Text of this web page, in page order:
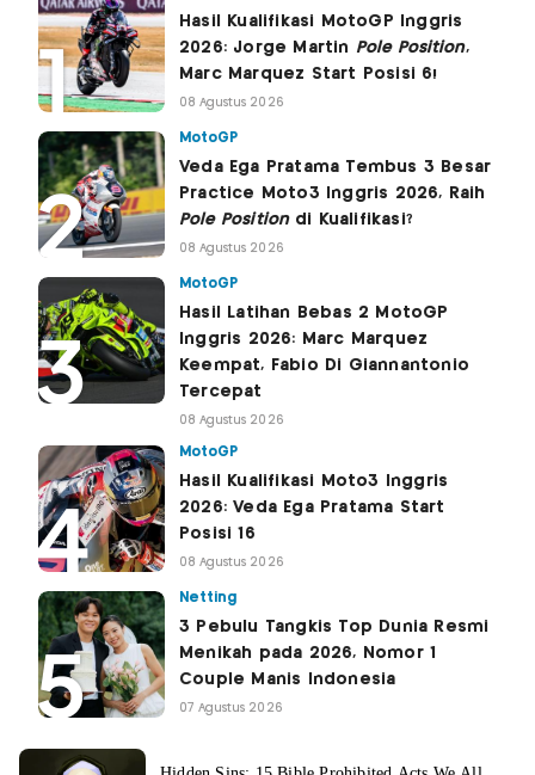
Hasil Kualifikasi MotoGP Inggris
2026: Jorge Martin Pole Position,
Marc Marquez Start Posisi 6!
08 Agustus 2026
MotoGP
Veda Ega Pratama Tembus 3 Besar
Practice Moto3 Inggris 2026, Raih
Pole Positiondi Kualifikasi?
08 Agustus 2026
MotoGP
Hasil Latihan Bebas 2 MotoGP
Inggris 2026: Marc Marquez
Keempat, Fabio Di Giannantonio
Tercepat
08 Agustus 2026
MotoGP
Hasil Kualifikasi Moto3 Inggris
2026: Veda Ega Pratama Start
Posisi 16
08 Agustus 2026
Netting
3 Pebulu Tangkis Top Dunia Resmi
Menikah pada 2026, Nomor 1
Couple Manis Indonesia
07 Agustus 2026